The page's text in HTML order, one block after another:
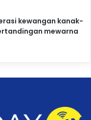
kewangan kanak-
mewarna